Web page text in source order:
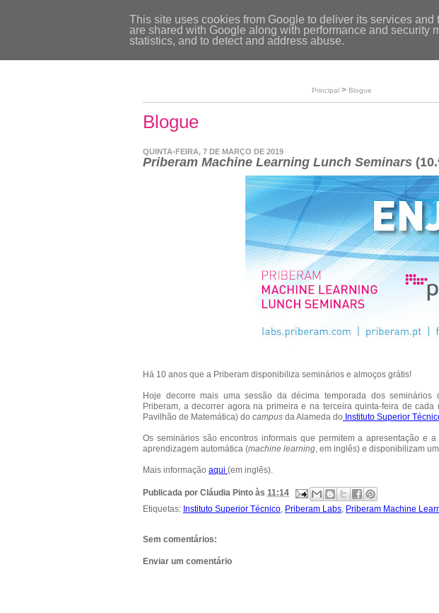
Início
Loja
Principal > Blogue
Blogue
QUINTA-FEIRA, 7 DE MARÇO DE 2019
Priberam Machine Learning Lunch Seminars
Há 10 anos que a Priberam disponibiliza seminários e almoços grátis!
Hoje decorre mais uma sessão da décima temporada dos seminários
Priberam, a decorrer agora na primeira e na terceira quinta-feira de
Pavilhão de Matemática) do campus da Alameda do Instituto Superior
Os seminários são encontros informais que permitem a apresentação e
aprendizagem automática (machine learning, em inglês) e disponibilizam
Mais informação aqui (em inglês).
Publicada por Cláudia Pinto às 11:14
Etiquetas: Instituto Superior Técnico, Priberam Labs, Priberam Machine
Sem comentários:
Enviar um comentário
This site uses cookies from Google to deliver its services
are shared with Google along with performance and security
statistics, and to detect and address abuse.